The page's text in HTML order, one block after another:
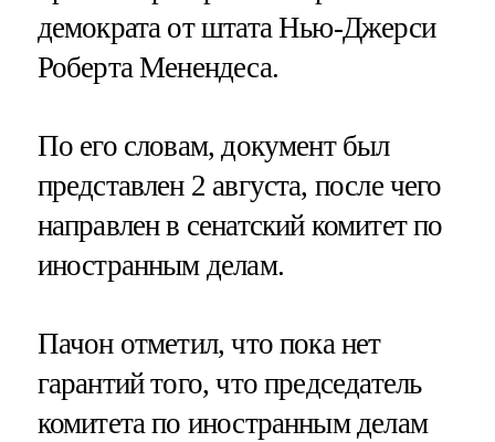
демократа от штата Нью-Джерси
Роберта Менендеса.
По его словам, документ был
представлен 2 августа, после чего
направлен в сенатский комитет по
иностранным делам.
Пачон отметил, что пока нет
гарантий того, что председатель
комитета по иностранным делам